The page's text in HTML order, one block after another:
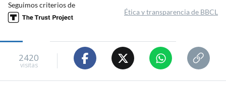
Seguimos criterios de
Ética y transparencia de BBCL
2420
visitas